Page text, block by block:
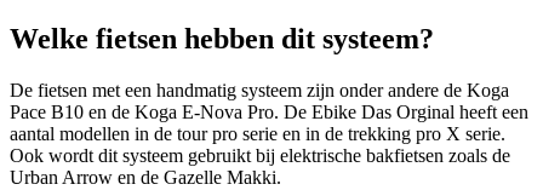
Welke fietsen hebben dit systeem?
De fietsen met een handmatig systeem zijn onder andere de Koga
Pace B10 en de Koga E-Nova Pro. De Ebike Das Orginal heeft een
aantal modellen in de tour pro serie en in de trekking pro X serie.
Ook wordt dit systeem gebruikt bij elektrische bakfietsen zoals de
Urban Arrow en de Gazelle Makki.